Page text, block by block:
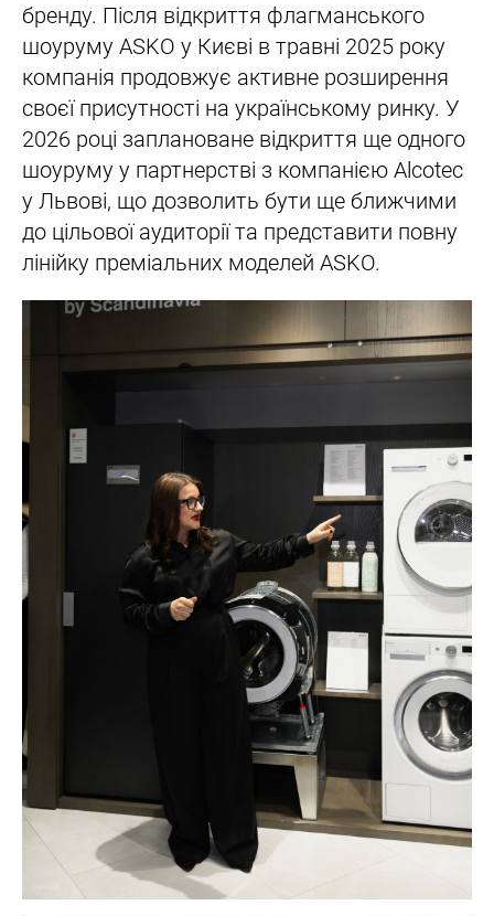
бренду. Після відкриття флагманського
шоуруму ASKO у Києві в травні 2025 року
компанія продовжує активне розширення
своєї присутності на українському ринку. У
2026 році заплановане відкриття ще одного
шоуруму у партнерстві з компанією Alcotec
у Львові, що дозволить бути ще ближчими
до цільової аудиторії та представити повну
лінійку преміальних моделей ASKO.